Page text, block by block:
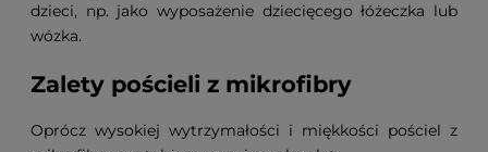
dzieci, np. jako wyposażenie dziecięcego łóżeczka lub
wózka.
Zalety pościeli z mikrofibry
Oprócz wysokiej wytrzymałości i miękkości pościel z